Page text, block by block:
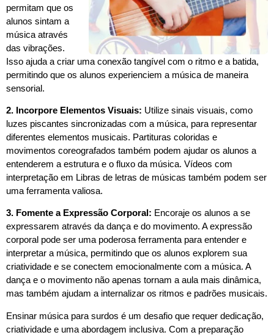
permitam que os
alunos sintam a
música através
das vibrações.
Isso ajuda a criar uma conexão tangível com o ritmo e a batida,
permitindo que os alunos experienciem a música de maneira
sensorial.
2. Incorpore Elementos Visuais: Utilize sinais visuais, como
luzes piscantes sincronizadas com a música, para representar
diferentes elementos musicais. Partituras coloridas e
movimentos coreografados também podem ajudar os alunos a
entenderem a estrutura e o fluxo da música. Vídeos com
interpretação em Libras de letras de músicas também podem ser
uma ferramenta valiosa.
3. Fomente a Expressão Corporal: Encoraje os alunos a se
expressarem através da dança e do movimento. A expressão
corporal pode ser uma poderosa ferramenta para entender e
interpretar a música, permitindo que os alunos explorem sua
criatividade e se conectem emocionalmente com a música. A
dança e o movimento não apenas tornam a aula mais dinâmica,
mas também ajudam a internalizar os ritmos e padrões musicais.
Ensinar música para surdos é um desafio que requer dedicação,
criatividade e uma abordagem inclusiva. Com a preparação